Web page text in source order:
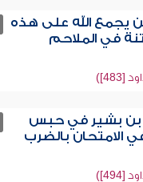
يجمع الله على هذه
في الملاحم
بن بشير في حبس
الامتحان بالضرب